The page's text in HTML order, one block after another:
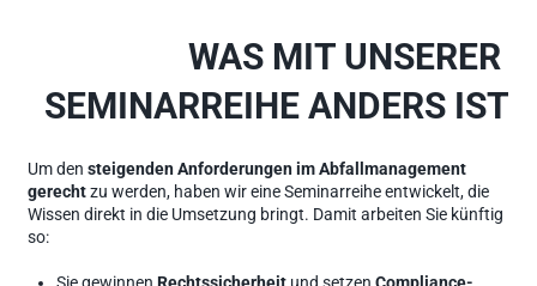
WAS MIT UNSERER
SEMINARREIHE ANDERS IST
Um den steigenden Anforderungen im Abfallmanagement
gerecht zu werden, haben wir eine Seminarreihe entwickelt, die
Wissen direkt in die Umsetzung bringt. Damit arbeiten Sie künftig
so: